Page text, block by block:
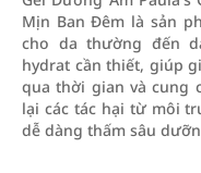
Mịn Ban Đêm là sản
cho da thường đến
hydrat cần thiết, giúp
qua thời gian và cung
lại các tác hại từ môi
dễ dàng thấm sâu